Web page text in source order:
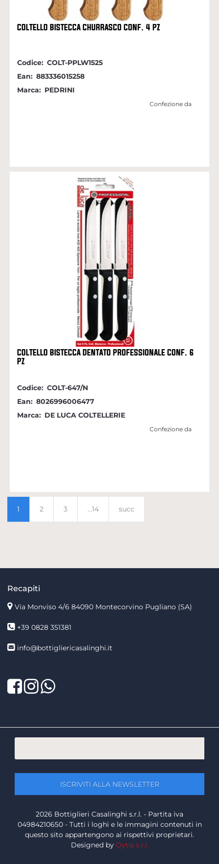
COLTELLO BISTECCA CHURRASCO CONF. 4 PZ
Codice: COLT-PPLW1525
Ean: 883336015258
Marca: PEDRINI
Confezione da
COLTELLO BISTECCA DENTATO PROFESSIONALE CONF. 6
PZ
Codice: COLT-647/N
Ean: 8026996006477
Marca: DE LUCA COLTELLERIE
Confezione da
1 2 3 ...14 succ
Recapiti
Via Monviso 4/6 84090 Montecorvino Pugliano (SA)
+39 0828 351381
info@bottigliericasalinghi.it
Facebook
TwitterLinkedIn
2026 Bottiglieri Casalinghi s.r.l. - Partita iva
04984210650 - Tutti i loghi e le immagini contenuti in
questo sito appartengono ai rispettivi proprietari.
Designed by Oytis s.r.l.